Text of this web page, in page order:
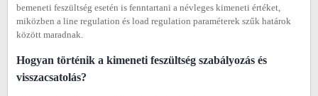
bemeneti feszültség esetén is fenntartani a névleges kimeneti értéket,
miközben a line regulation és load regulation paraméterek szűk határok
között maradnak.
Hogyan történik a kimeneti feszültség szabályozás és
visszacsatolás?